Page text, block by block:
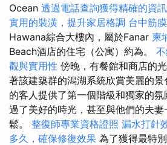
Ocean 透過電話查詢獲得精確的資訊
實用的裝潢，提升家居格調 台中筋
Hawana綜合大樓內，屬於Fanar 柬
Beach酒店的住宅（公寓）約為。
觀與實用性 傍晚，有餐館和商店的
著該建築群的潟湖系統欣賞美麗的
的客人提供了第一個階級和獨家的
過了美好的時光，甚至與他們的夫
鬆。 整復師專業資格證照 漏水打針
多久，確保修復效果 為了獲得最特